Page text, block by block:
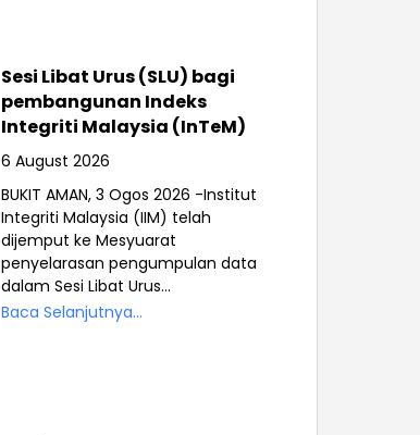
Sesi Libat Urus (SLU) bagi
pembangunan Indeks
Integriti Malaysia (InTeM)
6 August 2026
BUKIT AMAN, 3 Ogos 2026 -Institut
Integriti Malaysia (IIM) telah
dijemput ke Mesyuarat
penyelarasan pengumpulan data
dalam Sesi Libat Urus...
Baca Selanjutnya...